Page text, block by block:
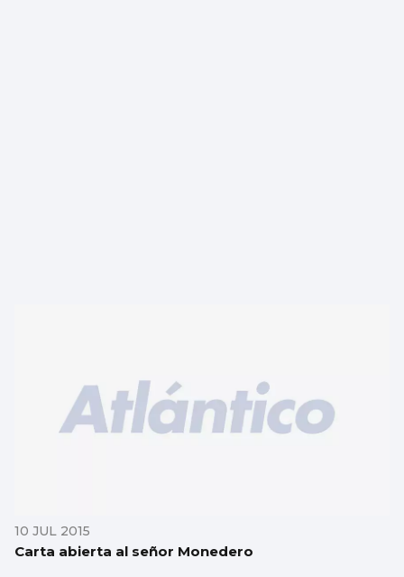
10 JUL 2015
Carta abierta al señor Monedero